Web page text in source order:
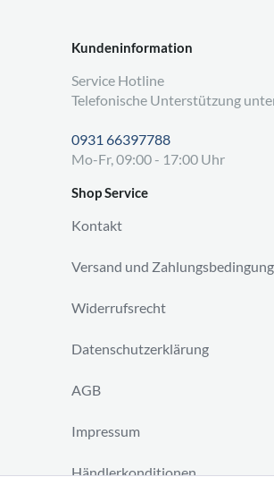
Kundeninformation
Service Hotline
Telefonische Unterstützung
0931 66397788
Mo-Fr, 09:00 - 17:00 Uhr
Shop Service
Kontakt
Versand und
Widerrufsrecht
Datenschutzerklärung
AGB
Impressum
Händlerkonditionen